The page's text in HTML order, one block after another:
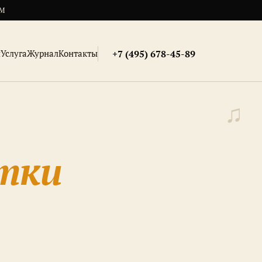
УслугаЖурналКонтакты +7 (495) 678-45-89